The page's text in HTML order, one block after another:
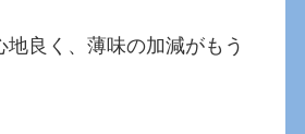
地良く、薄味の加減がもう